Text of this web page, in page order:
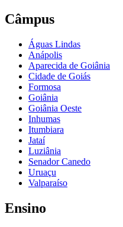
Câmpus
Águas Lindas
Anápolis
Aparecida de Goiânia
Cidade de Goiás
Formosa
Goiânia
Goiânia Oeste
Inhumas
Itumbiara
Jataí
Luziânia
Senador Canedo
Uruaçu
Valparaíso
Ensino